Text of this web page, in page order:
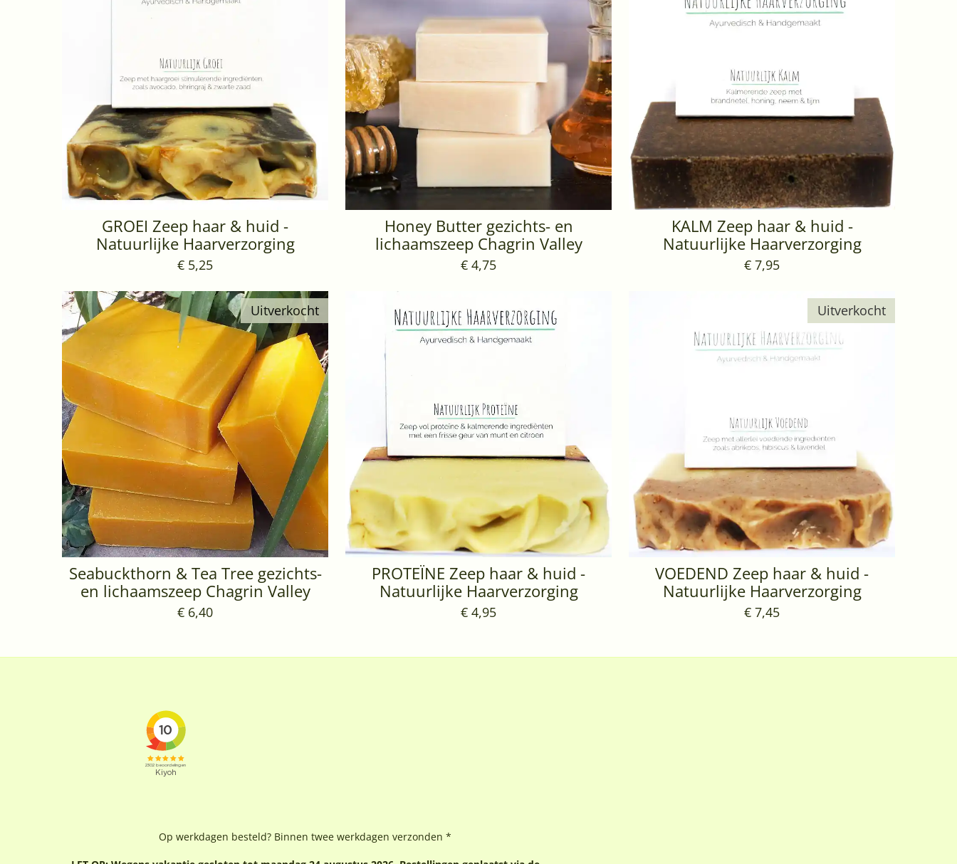
GROEI Zeep haar & huid -
Natuurlijke Haarverzorging
€ 5,25
Honey Butter gezichts- en
lichaamszeep Chagrin Valley
€ 4,75
KALM Zeep haar & huid -
Natuurlijke Haarverzorging
€ 7,95
Uitverkocht
Seabuckthorn & Tea Tree gezichts-
en lichaamszeep Chagrin Valley
€ 6,40
PROTEÏNE Zeep haar & huid -
Natuurlijke Haarverzorging
€ 4,95
Uitverkocht
VOEDEND Zeep haar & huid -
Natuurlijke Haarverzorging
€ 7,45
Op werkdagen besteld? Binnen twee werkdagen verzonden *